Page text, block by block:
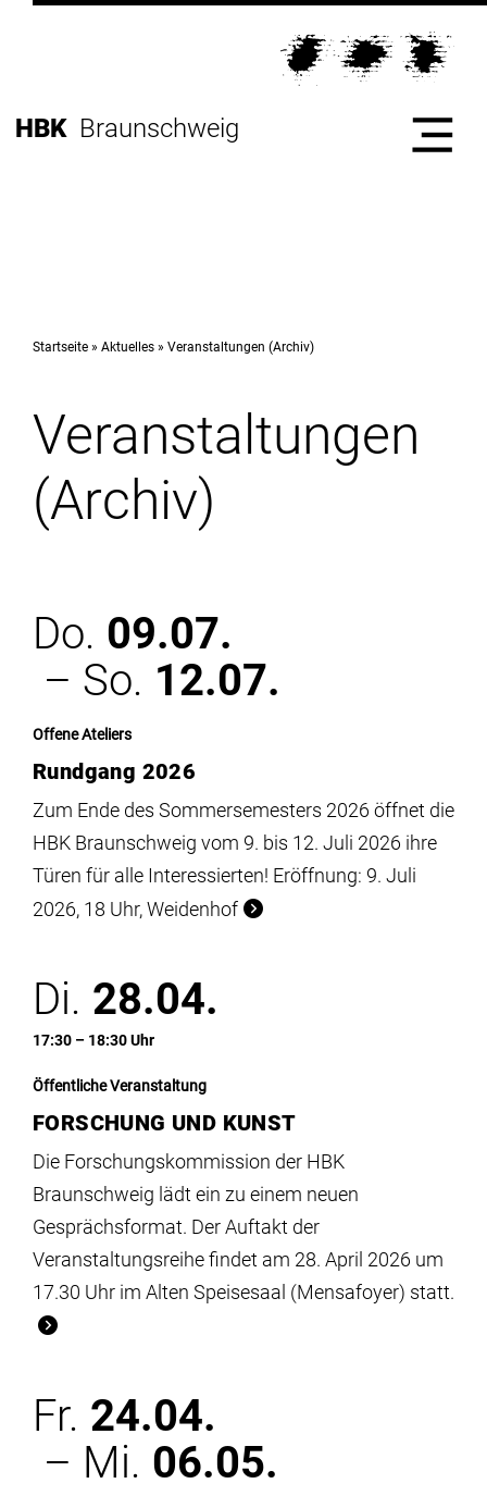
Inhalt
zur
Direkt
HBK Braunschweig
Hochschule
Studium
Institute
Infrastruktur
meinstudium
Startseite Aktuelles Veranstaltungen (Archiv)
Veranstaltungen
(Archiv)
Do. 09.07.
– So. 12.07.
Offene Ateliers
Rundgang 2026
Zum Ende des Sommersemesters 2026 öffnet die
HBK Braunschweig vom 9. bis 12. Juli 2026 ihre
Türen für alle Interessierten! Eröffnung: 9. Juli
2026, 18 Uhr, Weidenhof
Di. 28.04.
17:30 – 18:30 Uhr
Öffentliche Veranstaltung
FORSCHUNG UND KUNST
Die Forschungskommission der HBK
Braunschweig lädt ein zu einem neuen
Gesprächsformat. Der Auftakt der
Veranstaltungsreihe findet am 28. April 2026 um
17.30 Uhr im Alten Speisesaal (Mensafoyer) statt.
Fr. 24.04.
– Mi. 06.05.